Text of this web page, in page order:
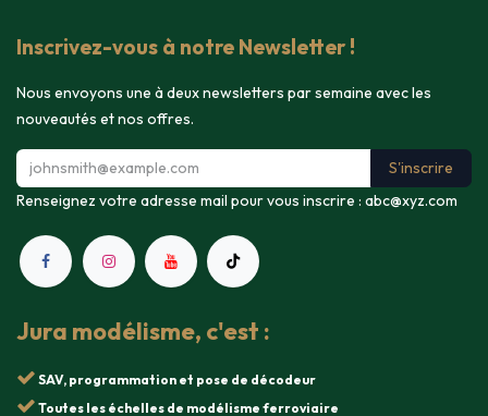
Inscrivez-vous à notre Newsletter !
Nous envoyons une à deux newsletters par semaine avec les
nouveautés et nos offres.
S'inscrire
Renseignez votre adresse mail pour vous inscrire : abc@xyz.com
Jura modélisme, c'est :
SAV, programmation et pose de décodeur
Toutes les échelles de modélisme ferroviaire